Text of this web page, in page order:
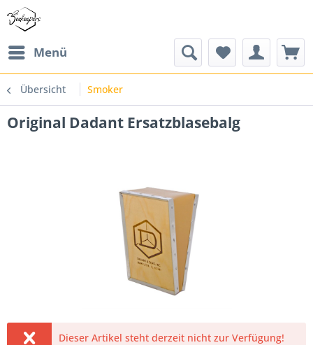
Menü
Übersicht Smoker
Original Dadant Ersatzblasebalg
Dieser Artikel steht derzeit nicht zur Verfügung!